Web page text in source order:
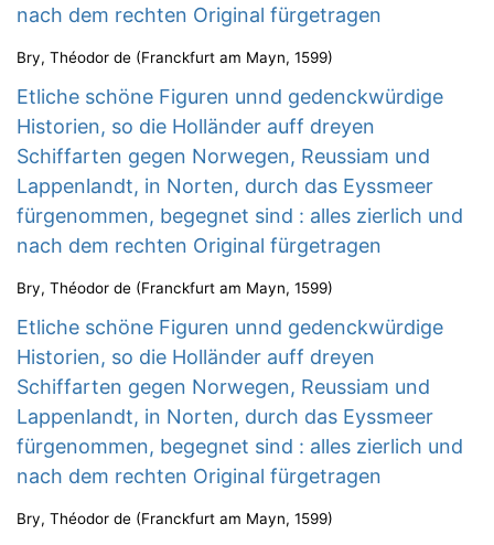
nach dem rechten Original fürgetragen
Bry, Théodor de (Franckfurt am Mayn, 1599)
Etliche schöne Figuren unnd gedenckwürdige
Historien, so die Holländer auff dreyen
Schiffarten gegen Norwegen, Reussiam und
Lappenlandt, in Norten, durch das Eyssmeer
fürgenommen, begegnet sind : alles zierlich und
nach dem rechten Original fürgetragen
Bry, Théodor de (Franckfurt am Mayn, 1599)
Etliche schöne Figuren unnd gedenckwürdige
Historien, so die Holländer auff dreyen
Schiffarten gegen Norwegen, Reussiam und
Lappenlandt, in Norten, durch das Eyssmeer
fürgenommen, begegnet sind : alles zierlich und
nach dem rechten Original fürgetragen
Bry, Théodor de (Franckfurt am Mayn, 1599)